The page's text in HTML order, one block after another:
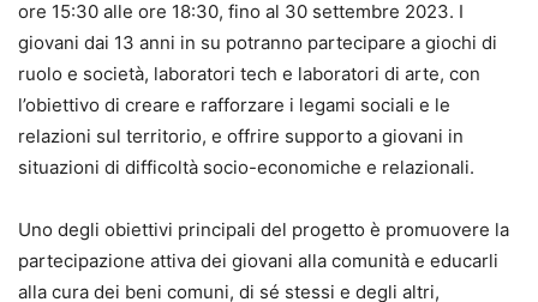
ore 15:30 alle ore 18:30, fino al 30 settembre 2023. I
giovani dai 13 anni in su potranno partecipare a giochi di
ruolo e società, laboratori tech e laboratori di arte, con
l’obiettivo di creare e rafforzare i legami sociali e le
relazioni sul territorio, e offrire supporto a giovani in
situazioni di difficoltà socio-economiche e relazionali.
Uno degli obiettivi principali del progetto è promuovere la
partecipazione attiva dei giovani alla comunità e educarli
alla cura dei beni comuni, di sé stessi e degli altri,